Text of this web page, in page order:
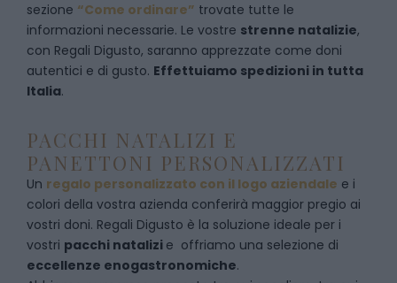
sezione “Come ordinare” trovate tutte le
informazioni necessarie. Le vostre strenne natalizie,
con Regali Digusto, saranno apprezzate come doni
autentici e di gusto. Effettuiamo spedizioni in tutta
Italia.
PACCHI NATALIZI E
PANETTONI PERSONALIZZATI
Un regalo personalizzato con il logo aziendale e i
colori della vostra azienda conferirà maggior pregio ai
vostri doni. Regali Digusto è la soluzione ideale per i
vostri pacchi natalizi e offriamo una selezione di
eccellenze enogastronomiche.